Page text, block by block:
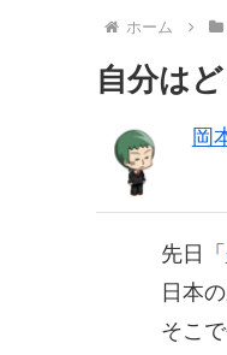
ホーム
自分は
岡
先日「
日本
そこ